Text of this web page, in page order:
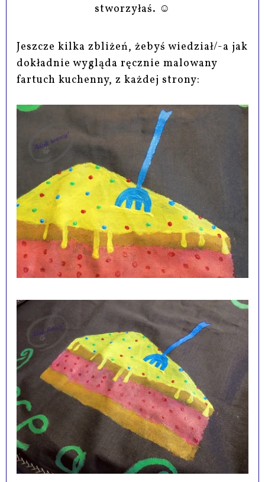
stworzyłaś. ☺
Jeszcze kilka zbliżeń, żebyś wiedział/-a jak
dokładnie wygląda ręcznie malowany
fartuch kuchenny, z każdej strony: